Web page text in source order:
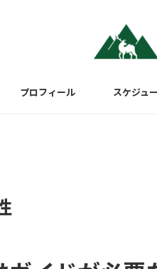
プロフィール スケジュ